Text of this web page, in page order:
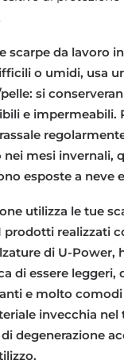
scarpe da lavoro in
o umidi, usa
si
e impermeabili.
mesi invernali,
esposte a neve
utilizza le tue
prodotti realizzati
di U-Power,
di essere leggeri,
e molto comodi
invecchia nel
degenerazione